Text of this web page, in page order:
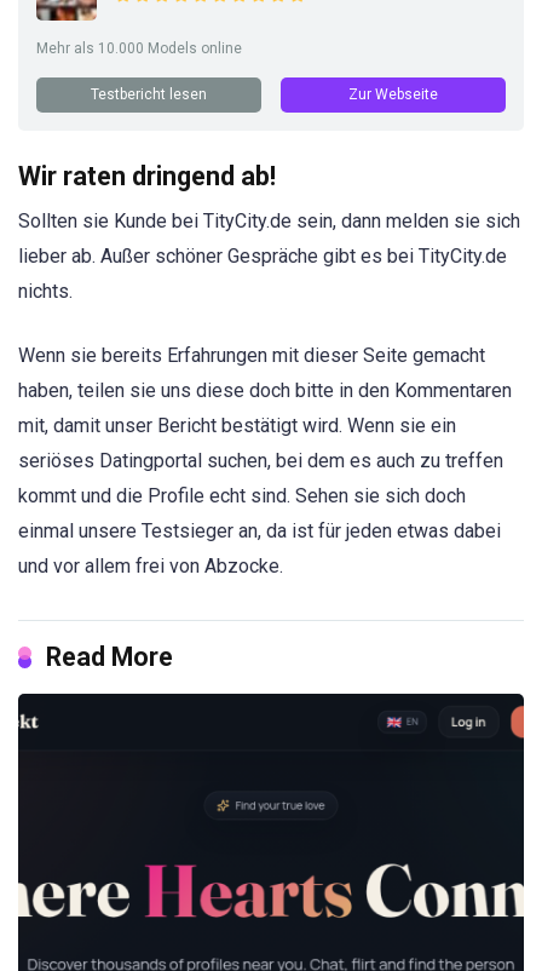
Mehr als 10.000 Models online
Testbericht lesen Zur Webseite
Wir raten dringend ab!
Sollten sie Kunde bei TityCity.de sein, dann melden sie sich
lieber ab. Außer schöner Gespräche gibt es bei TityCity.de
nichts.
Wenn sie bereits Erfahrungen mit dieser Seite gemacht
haben, teilen sie uns diese doch bitte in den Kommentaren
mit, damit unser Bericht bestätigt wird. Wenn sie ein
seriöses Datingportal suchen, bei dem es auch zu treffen
kommt und die Profile echt sind. Sehen sie sich doch
einmal unsere Testsieger an, da ist für jeden etwas dabei
und vor allem frei von Abzocke.
Read More